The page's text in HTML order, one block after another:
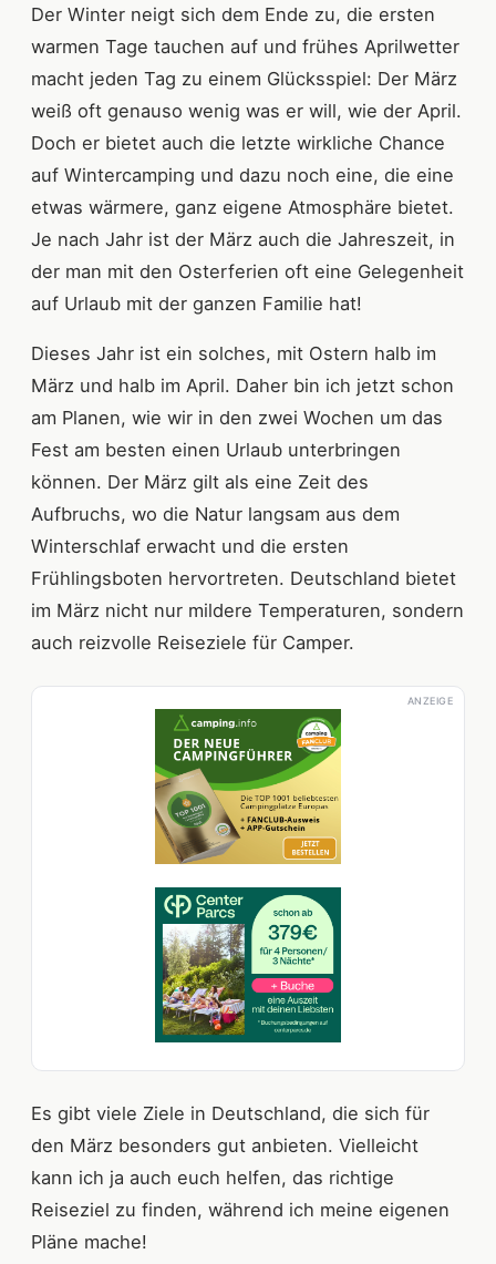
Der Winter neigt sich dem Ende zu, die ersten
warmen Tage tauchen auf und frühes Aprilwetter
macht jeden Tag zu einem Glücksspiel: Der März
weiß oft genauso wenig was er will, wie der April.
Doch er bietet auch die letzte wirkliche Chance
auf Wintercamping und dazu noch eine, die eine
etwas wärmere, ganz eigene Atmosphäre bietet.
Je nach Jahr ist der März auch die Jahreszeit, in
der man mit den Osterferien oft eine Gelegenheit
auf Urlaub mit der ganzen Familie hat!
Dieses Jahr ist ein solches, mit Ostern halb im
März und halb im April. Daher bin ich jetzt schon
am Planen, wie wir in den zwei Wochen um das
Fest am besten einen Urlaub unterbringen
können. Der März gilt als eine Zeit des
Aufbruchs, wo die Natur langsam aus dem
Winterschlaf erwacht und die ersten
Frühlingsboten hervortreten. Deutschland bietet
im März nicht nur mildere Temperaturen, sondern
auch reizvolle Reiseziele für Camper.
ANZEIGE
Es gibt viele Ziele in Deutschland, die sich für
den März besonders gut anbieten. Vielleicht
kann ich ja auch euch helfen, das richtige
Reiseziel zu finden, während ich meine eigenen
Pläne mache!